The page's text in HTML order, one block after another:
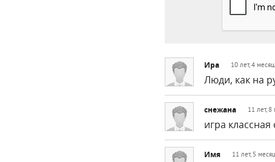
Ира 10 лет, 4
Люди, как на
снежана 11 лет, 8
игра
Имя 11 лет, 5